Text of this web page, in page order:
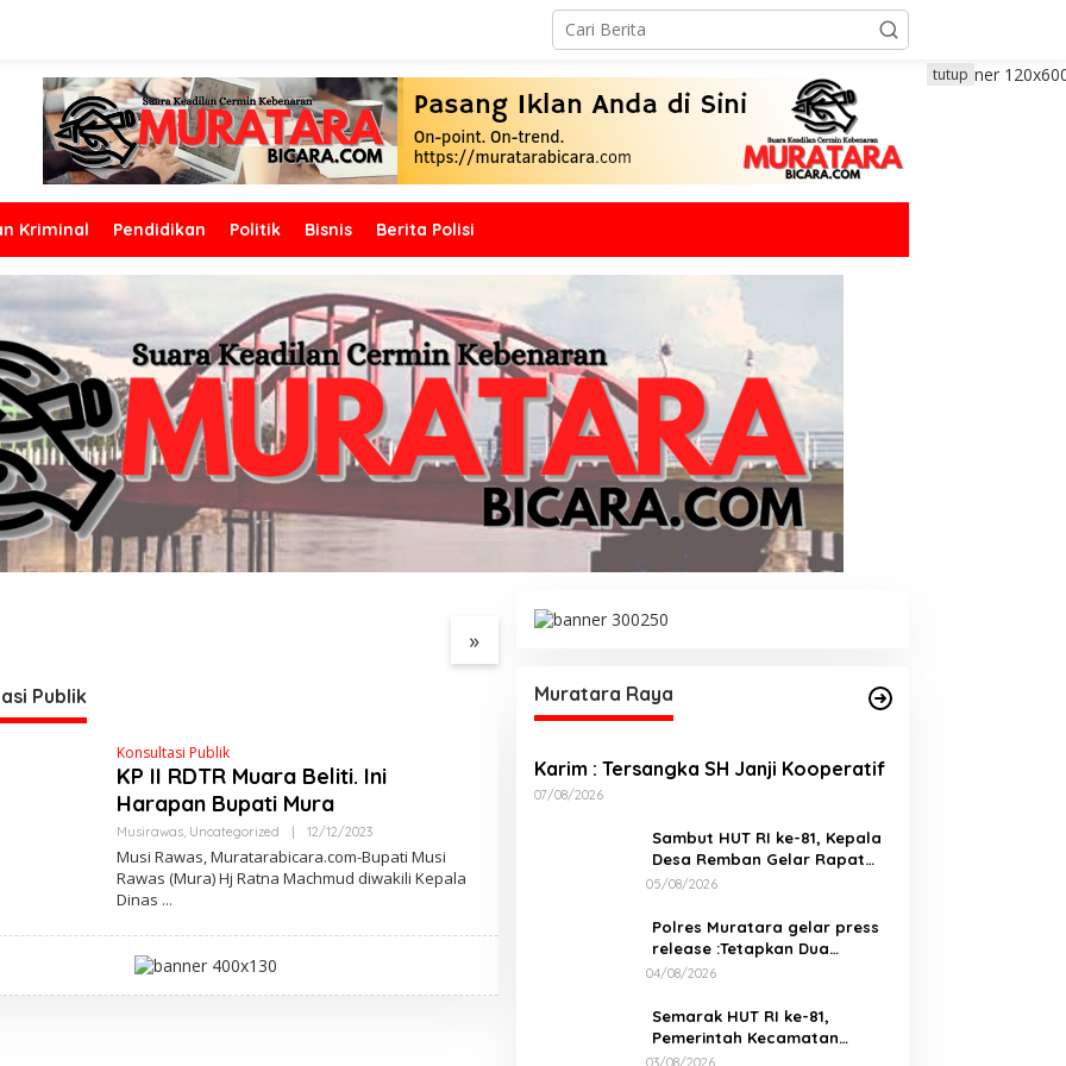
Kriminal Pendidikan Politik Bisnis Berita Polisi
tutup
Ini Harapan Bupati Mura
»
HUT RI ke-81,
Polres Muratara gelar
Maut antara Bus ALS dan
Semarak HUT RI ke-81,
Rawas Ulu Gelar Berbagai
Karim : Tersangka SH Janji
Publik
Konsultasi Publik
KP II RDTR Muara Beliti. Ini
Harapan Bupati Mura
Musirawas, Uncategorized 12/12/2023O
E
H
R
A
Musi Rawas, Muratarabicara.com-Bupati Musi
Rawas (Mura) Hj Ratna Machmud diwakili Kepala
Dinas
Muratara Raya
Karim : Tersangka SH Janji Kooperatif
07/08/2026
Sambut HUT RI ke-81, Kepala
Desa Remban Gelar Rapat
Persiapan Bersama Panitia
05/08/2026
Polres Muratara gelar press
release :Tetapkan Dua
Direktur Jadi Tersangka
ALS dan Tangki BBM Tewaskan
19 Orang
04/08/2026
Semarak HUT RI ke-81,
Pemerintah Kecamatan
Rawas Ulu Gelar Berbagai